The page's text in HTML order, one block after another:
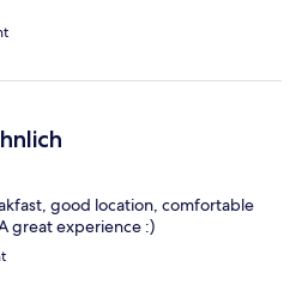
good location, comfortable
great experience :)